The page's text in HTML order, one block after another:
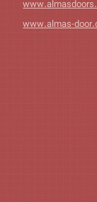
www.almas-